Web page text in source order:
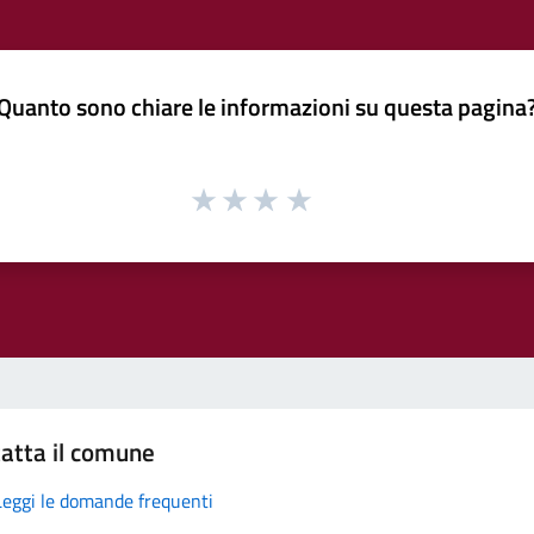
sono chiare le informazioni su questa
il comune
le domande frequenti